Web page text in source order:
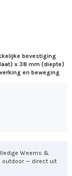
bevestiging
x 38 mm (diepte)
en beweging
Weems &
outdoor — direct uit